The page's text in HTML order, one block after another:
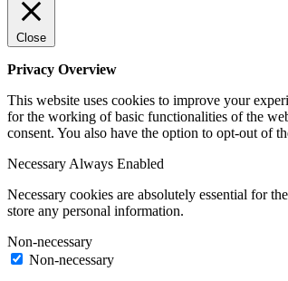
Close
Privacy Overview
This website uses cookies to improve your
for the working of basic functionalities of the
consent. You also have the option to opt-out of
Necessary Always Enabled
Necessary cookies are absolutely essential for
store any personal information.
Non-necessary
Non-necessary